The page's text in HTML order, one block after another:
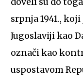
doveli su do
srpnja 1941.,
Jugoslaviji kao
označi kao
uspostavom